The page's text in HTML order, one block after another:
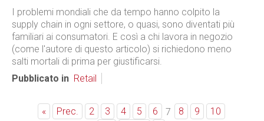
I problemi mondiali che da tempo hanno colpito la
supply chain in ogni settore, o quasi, sono diventati più
familiari ai consumatori. E così a chi lavora in negozio
(come l'autore di questo articolo) si richiedono meno
salti mortali di prima per giustificarsi.
Pubblicato in Retail
« Prec. 2 3 4 5 6 7 8 9
10